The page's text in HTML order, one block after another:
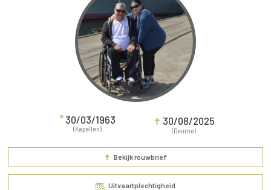
° 30/03/1963
(Kapellen)
✝ 30/08/2025
(Deurne)
✝ Bekijk rouwbrief
Uitvaartplechtigheid